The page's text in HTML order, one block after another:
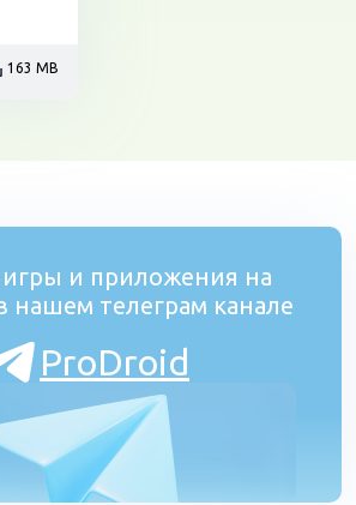
163 MB
и приложения на
нашем телеграм канале
ProDroid